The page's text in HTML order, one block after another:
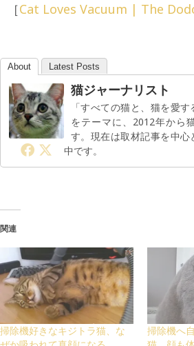
［Cat Loves Vacuum | The
About Latest Posts
猫ジャーナリスト
「すべての猫と、猫を愛
をテーマに、2012年から
す。現在は取材記事を中
中です。
関連
掃除機好きなキジトラ猫、な
掃除機へ